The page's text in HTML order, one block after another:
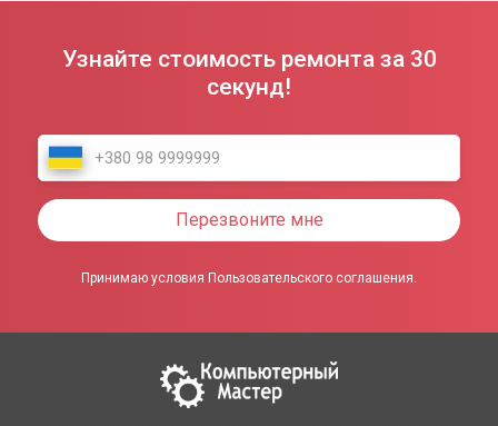
Узнайте стоимость ремонта за 30
секунд!
Перезвоните мне
Принимаю условия Пользовательского соглашения.